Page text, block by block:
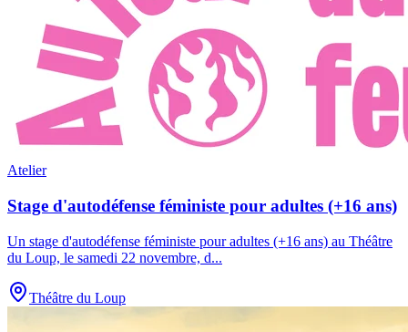
Atelier
Stage d'autodéfense féministe pour adultes (+16 ans)
Un stage d'autodéfense féministe pour adultes (+16 ans) au Théâtre
du Loup, le samedi 22 novembre, d...
Théâtre du Loup